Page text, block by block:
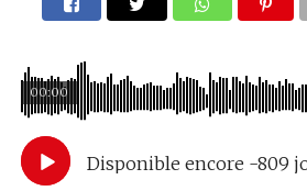
00:00
Disponible encore -809